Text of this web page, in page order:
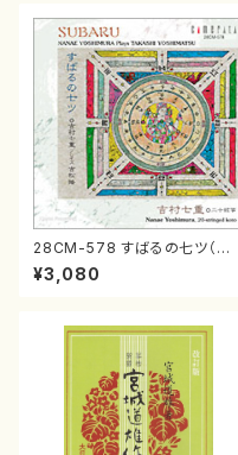
28CM-578 すばるの七ツ（二
十絃箏/クラリネット/ヴァイオリ
ン/チェロ/吉松 隆：/CD）
¥3,080